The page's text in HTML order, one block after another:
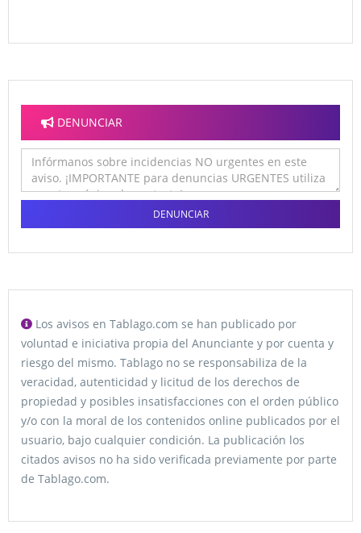
DENUNCIAR
DENUNCIAR
Los avisos en Tablago.com se han publicado por
voluntad e iniciativa propia del Anunciante y por cuenta y
riesgo del mismo. Tablago no se responsabiliza de la
veracidad, autenticidad y licitud de los derechos de
propiedad y posibles insatisfacciones con el orden público
y/o con la moral de los contenidos online publicados por el
usuario, bajo cualquier condición. La publicación los
citados avisos no ha sido verificada previamente por parte
de Tablago.com.